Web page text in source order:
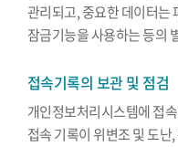
관리되고, 중요한 데이터는
잠금기능을 사용하는 등의
접속기록의 보관 및 점검
개인정보처리시스템에 접
접속 기록이 위변조 및 도